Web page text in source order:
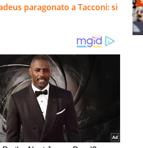
paragonato a Tacconi: si